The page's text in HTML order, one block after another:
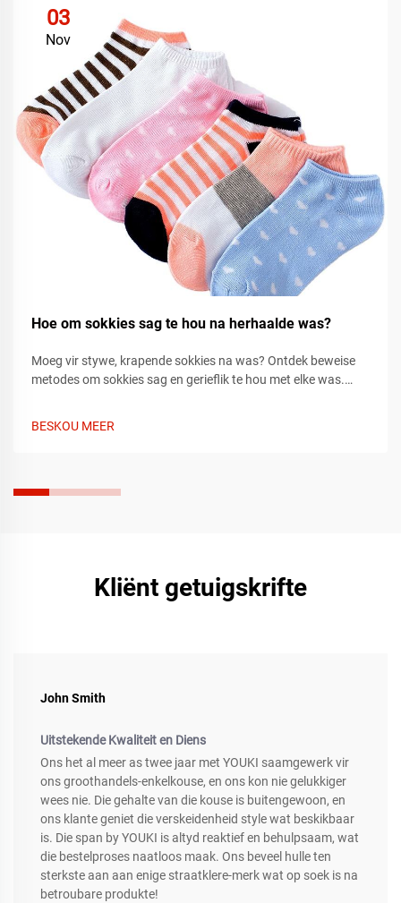
03
Nov
Hoe om sokkies sag te hou na herhaalde was?
Moeg vir stywe, krapende sokkies na was? Ontdek beweise
metodes om sokkies sag en gerieflik te hou met elke was.
BESKOU MEER
Kliënt getuigskrifte
John Smith
Uitstekende Kwaliteit en Diens
Ons het al meer as twee jaar met YOUKI saamgewerk vir
ons groothandels-enkelkouse, en ons kon nie gelukkiger
wees nie. Die gehalte van die kouse is buitengewoon, en
ons klante geniet die verskeidenheid style wat beskikbaar
is. Die span by YOUKI is altyd reaktief en behulpsaam, wat
die bestelproses naatloos maak. Ons beveel hulle ten
sterkste aan aan enige straatklere-merk wat op soek is na
betroubare produkte!